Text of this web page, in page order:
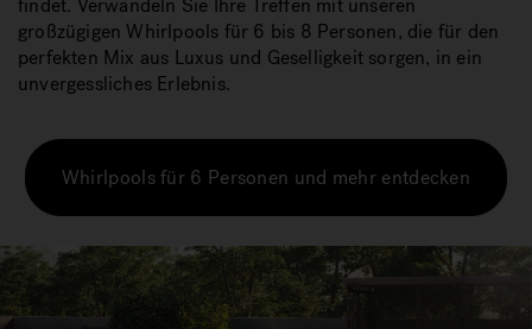
findet. Verwandeln Sie Ihre Treffen mit unseren
großzügigen Whirlpools für 6 bis 8 Personen, die für den
perfekten Mix aus Luxus und Geselligkeit sorgen, in ein
unvergessliches Erlebnis.
Whirlpools für 6 Personen und mehr entdecken